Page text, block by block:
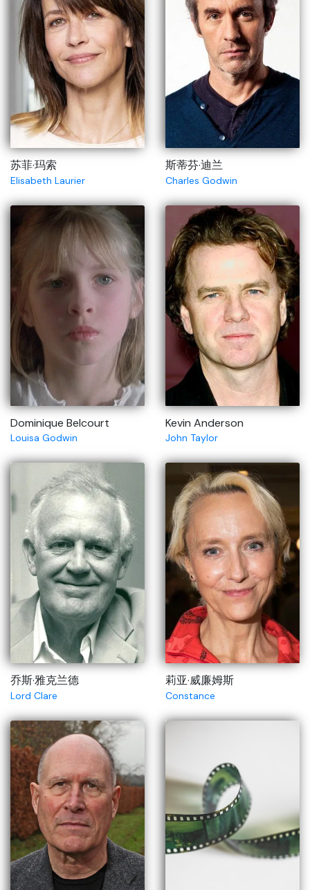
苏菲·玛索
Elisabeth Laurier
斯蒂芬·迪兰
Charles Godwin
Dominique Belcourt
Louisa Godwin
Kevin Anderson
John Taylor
乔斯·雅克兰德
Lord Clare
莉亚·威廉姆斯
Constance